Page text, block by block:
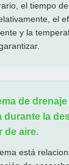
el tiempo
el
y la
de
durante la
de aire.
está